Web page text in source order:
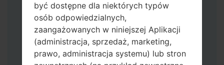
Pobierz na swój komputer najnowszą
wersjęOdin 3.
Następnie wyodrębnij plik
oprogramowania układowego.
być dostępne dla niektórych typów
osób odpowiedzialnych,
zaangażowanych w niniejszej Aplikacji
(administracja, sprzedaż, marketing,
prawo, administracja systemu) lub stron